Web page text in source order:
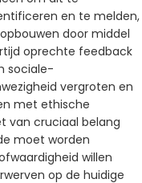
en te melden,
door middel
oprechte feedback
sociale-
vergroten en
met ethische
van cruciaal belang
moet worden
willen
op de huidige